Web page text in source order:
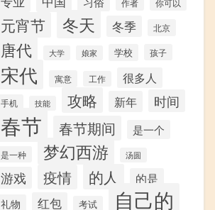
你可以
元宵节 冬天 冬季 北京
唐代 大学 娘家 学校 孩子
宋代 寓意 工作 很多人
手机 技能 攻略 新年 时间
春节 春节期间 是一个
是一种 梦幻西游 汤圆
游戏 疫情 的人 的是
礼物 红包 考试 自己的